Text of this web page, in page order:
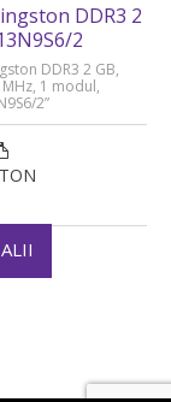
DDR3 2
2
DDR3 2 GB,
1 modul,
2”